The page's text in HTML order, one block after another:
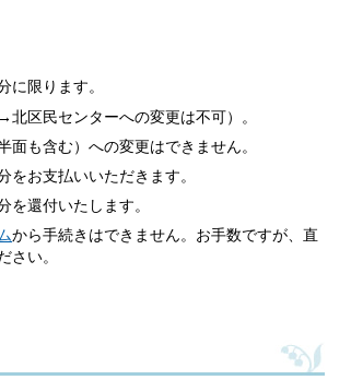
に限ります。
区民センターへの変更は不可）。
も含む）への変更はできません。
お支払いいただきます。
還付いたします。
から手続きはできません。お手数ですが、直
さい。